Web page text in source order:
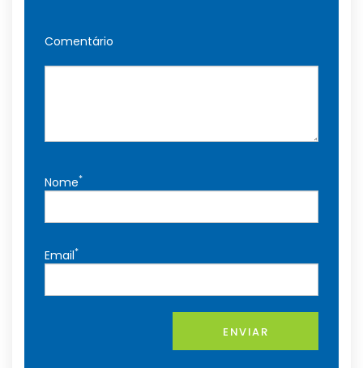
Comentário
Nome*
Email*
ENVIAR